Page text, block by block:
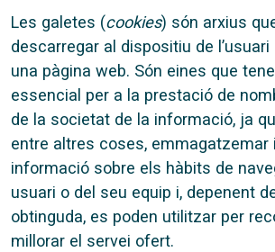
Les galetes (cookies) són arxius
descarregar al dispositiu de
una pàgina web. Són eines que
essencial per a la prestació de
de la societat de la informació, ja
entre altres coses, emmagatzemar
informació sobre els hàbits de
usuari o del seu equip i, depenent
obtinguda, es poden utilitzar per
millorar el servei ofert.